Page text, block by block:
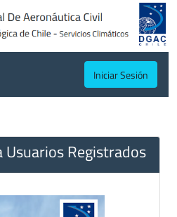
Iniciar Sesión
Registrados